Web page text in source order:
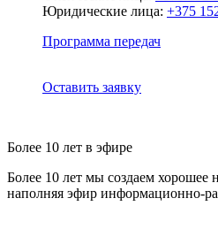
Юридические лица: +375
Программа передач
Оставить заявку
Более 10 лет в эфире
Более 10 лет мы создаем хорошее
наполняя эфир информационно-